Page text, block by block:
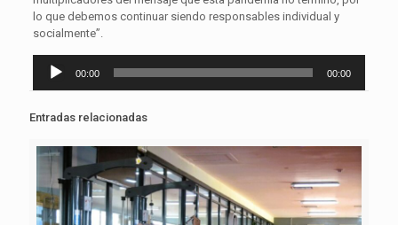
lo que debemos continuar siendo responsables individual y
socialmente”.
Reproductor
00:00 00:00
Entradas relacionadas